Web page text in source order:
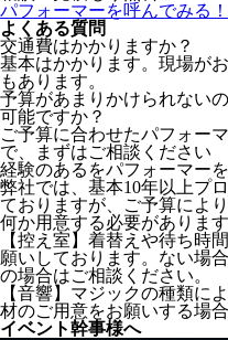
パフォーマーを呼んでみる！
よくある質問
交通費はかかりますか？
基本はかかります。現場が
もあります。
予算があまりかけられない
可能ですか？
ご予算に合わせたパフォー
で、まずはご相談ください
経験のあるをパフォーマー
弊社では、基本10年以上プ
ておりますが、ご予算によ
何か用意する必要がありま
【控え室】着替えや待ち時
願いしております。ない場
の場合はご相談ください。
【音響】マジックの種類に
材のご用意をお願いする場
イベント幹事様へ